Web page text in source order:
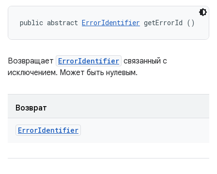
public abstract ErrorIdentifier getErrorId ()
Возвращает ErrorIdentifier связанный с
исключением. Может быть нулевым.
Возврат
ErrorIdentifier